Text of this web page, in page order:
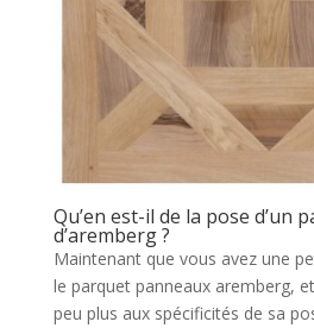
Qu’en est-il de la pose d’un
d’aremberg ?
Maintenant que vous avez une
le parquet panneaux aremberg,
peu plus aux spécificités de sa